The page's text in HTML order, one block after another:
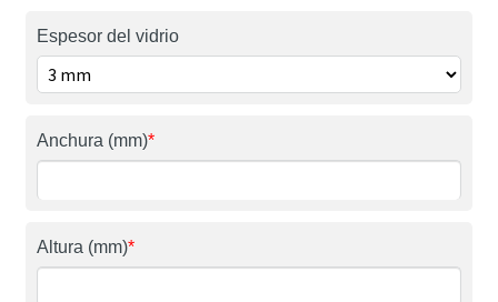
Espesor del vidrio
Anchura (mm)*
Altura (mm)*